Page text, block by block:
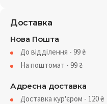
Доставка
Нова Пошта
До відділення - 99₴
На поштомат - 99₴
Адресна доставка
Доставка кур'єром - 120₴